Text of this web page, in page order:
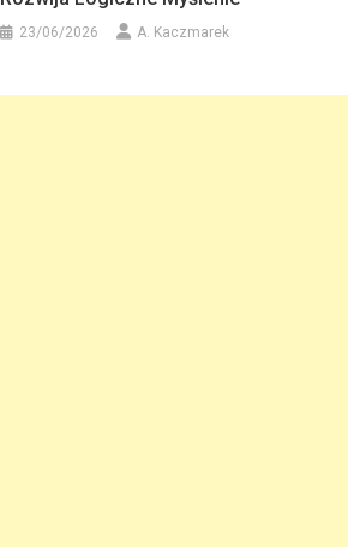
23/06/2026 A. Kaczmarek